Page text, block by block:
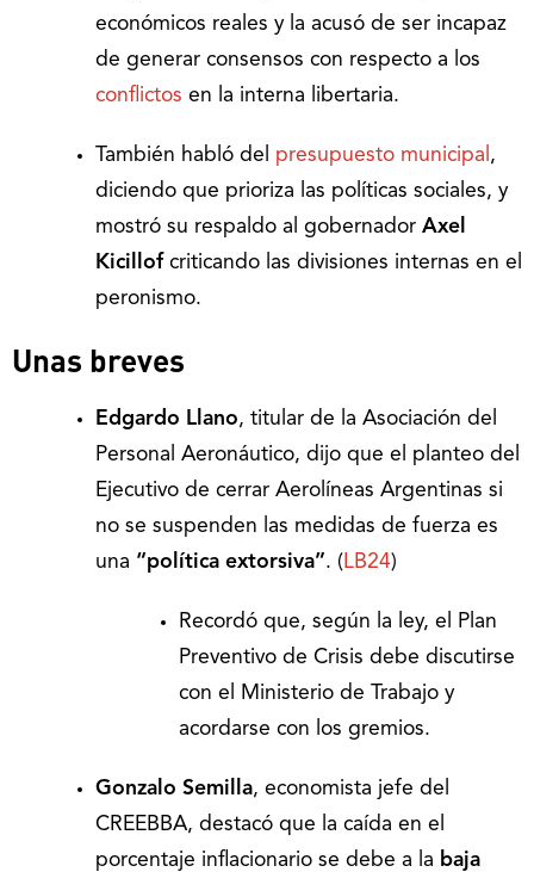
económicos reales y la acusó de ser incapaz
de generar consensos con respecto a los
conflictos en la interna libertaria.
También habló del presupuesto municipal ,
diciendo que prioriza las políticas sociales, y
mostró su respaldo al gobernador Axel
Kicillof criticando las divisiones internas en el
peronismo.
Unas breves
Edgardo Llano, titular de la Asociación del
Personal Aeronáutico, dijo que el planteo del
Ejecutivo de cerrar Aerolíneas Argentinas si
no se suspenden las medidas de fuerza es
una “política extorsiva”. ( LB24)
Recordó que, según la ley, el Plan
Preventivo de Crisis debe discutirse
con el Ministerio de Trabajo y
acordarse con los gremios.
Gonzalo Semilla, economista jefe del
CREEBBA, destacó que la caída en el
porcentaje inflacionario se debe a la baja